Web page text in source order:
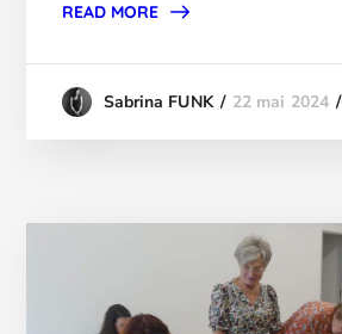
READ MORE
Sabrina FUNK 22 mai 2024